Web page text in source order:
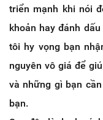
triển mạnh khi nói
khoản hay đánh
tôi hy vọng bạn
nguyên vô giá để
và những gì bạn
bạn.